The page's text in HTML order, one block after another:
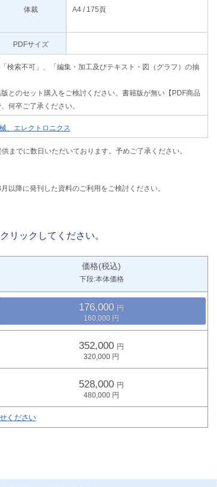
体裁 A4 / 175頁
PDFサイズ
検索不可」、「編集・加工及びテキスト・図（グラフ）の抽
とのセット購入をご検討ください。書籍版が無い【PDF商品
何卒ご了承ください。
、エレクトロニクス
までに数日いただいております。予めご了承ください。
以降に発刊した資料のご利用をご検討ください。
リックしてください。
価格(税込)
下段:本体価格
176,000
160,000
352,000
320,000
528,000
480,000
ください